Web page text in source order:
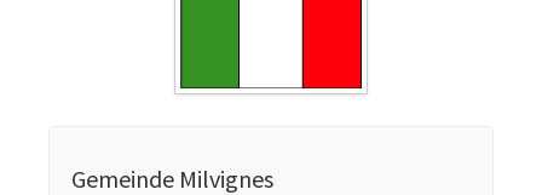
Gemeinde Milvignes